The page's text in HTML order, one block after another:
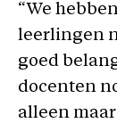
“We
leerlingen
goed
docenten
alleen maar